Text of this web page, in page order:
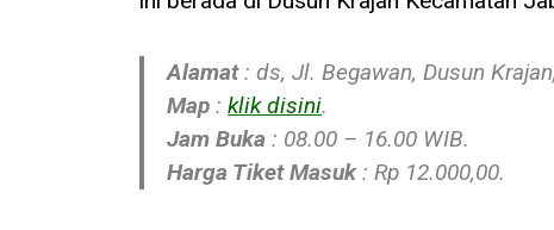
Alamat: ds, Jl. Begawan, Dusun
Map:klik disini.
Jam Buka : 08.00 – 16.00 WIB.
Harga Tiket Masuk: Rp 12.000,00.